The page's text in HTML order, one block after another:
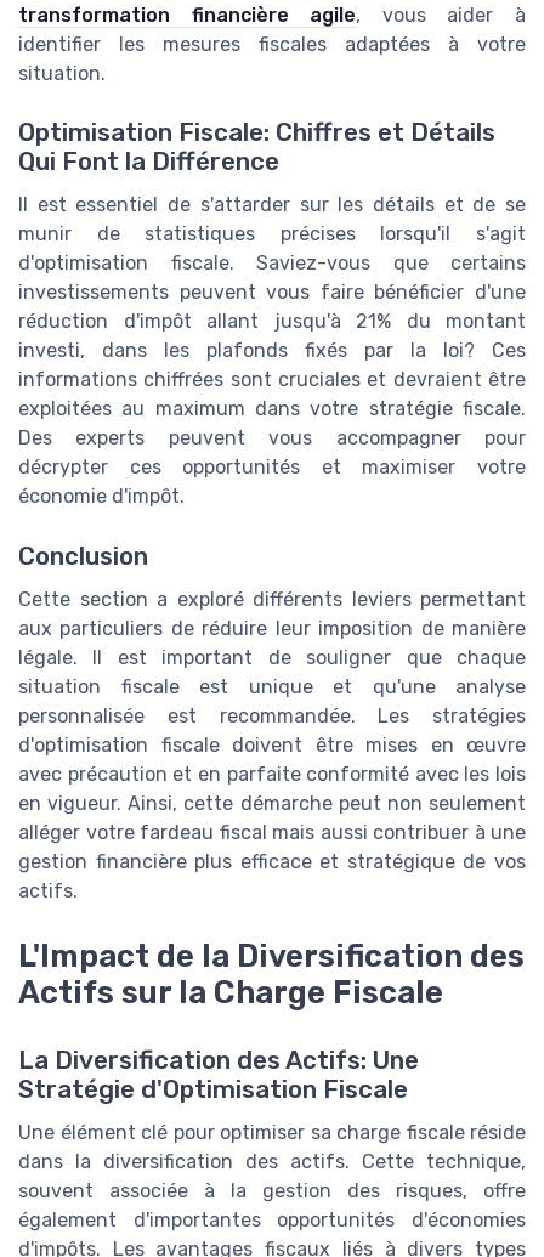
transformation financière agile, vous aider à
identifier les mesures fiscales adaptées à votre
situation.
Optimisation Fiscale: Chiffres et Détails
Qui Font la Différence
Il est essentiel de s'attarder sur les détails et de se
munir de statistiques précises lorsqu'il s'agit
d'optimisation fiscale. Saviez-vous que certains
investissements peuvent vous faire bénéficier d'une
réduction d'impôt allant jusqu'à 21% du montant
investi, dans les plafonds fixés par la loi? Ces
informations chiffrées sont cruciales et devraient être
exploitées au maximum dans votre stratégie fiscale.
Des experts peuvent vous accompagner pour
décrypter ces opportunités et maximiser votre
économie d'impôt.
Conclusion
Cette section a exploré différents leviers permettant
aux particuliers de réduire leur imposition de manière
légale. Il est important de souligner que chaque
situation fiscale est unique et qu'une analyse
personnalisée est recommandée. Les stratégies
d'optimisation fiscale doivent être mises en œuvre
avec précaution et en parfaite conformité avec les lois
en vigueur. Ainsi, cette démarche peut non seulement
alléger votre fardeau fiscal mais aussi contribuer à une
gestion financière plus efficace et stratégique de vos
actifs.
L'Impact de la Diversification des
Actifs sur la Charge Fiscale
La Diversification des Actifs: Une
Stratégie d'Optimisation Fiscale
Une élément clé pour optimiser sa charge fiscale réside
dans la diversification des actifs. Cette technique,
souvent associée à la gestion des risques, offre
également d'importantes opportunités d'économies
d'impôts. Les avantages fiscaux liés à divers types